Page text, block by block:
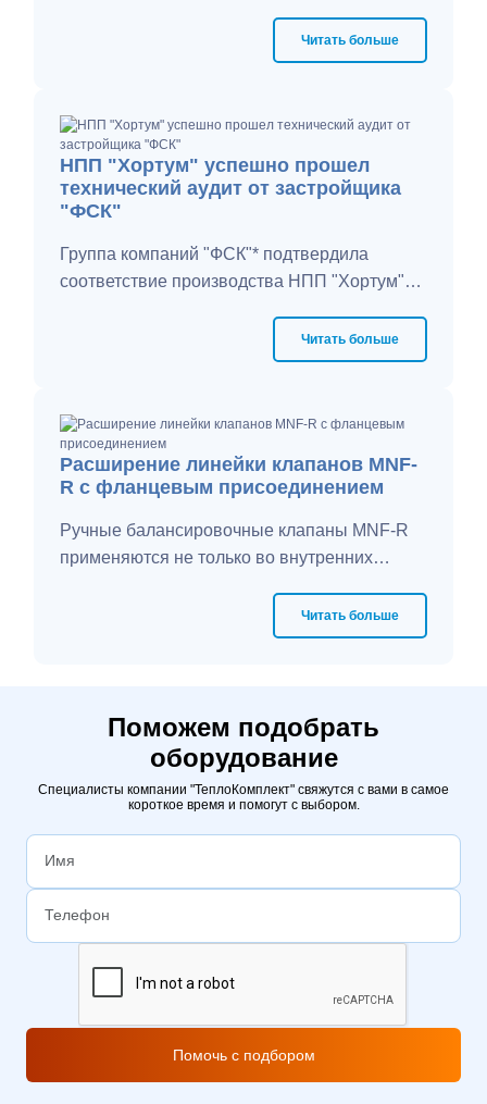
Читать больше
НПП "Хортум" успешно прошел
технический аудит от застройщика
"ФСК"
Группа компаний "ФСК"* подтвердила
соответствие производства НПП "Хортум"
Читать больше
Расширение линейки клапанов MNF-
R с фланцевым присоединением
Ручные балансировочные клапаны MNF-R
применяются не только во внутренних
пунктах, где зачастую желательно
использовать фланцевое присоединение
Читать больше
Поможем подобрать
оборудование
Специалисты компании "ТеплоКомплект" свяжутся с вами в самое
короткое время и помогут с выбором.
Помочь с подбором